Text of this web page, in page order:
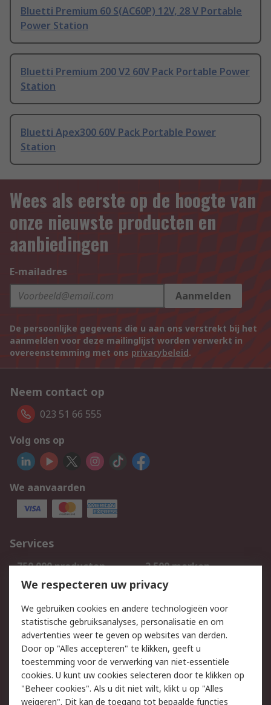
Bluetti Premium 60 S(AC60P) 12V, 28 V Portable
Power Station
Bluetti Premium 200 V2 60V Pack Portable Power
Station
Bluetti Apex300 60V Pack Portable Power
Station
Wees als eerste op de hoogte van
onze nieuwste producten en
aanbiedingen
E-mailadres
Aanmelden
De persoonlijke gegevens die u aan ons verstrekt bij het
aanmelden voor deze mailinglijst worden verwerkt in
overeenstemming met ons privacybeleid.
Neem contact op
023 51 66 555
Volg ons op
We aanvaarden
Services
750.000 producten
2.500 merken
Bestellen
Inkoopoplossingen
Track & Trace
Wettelijk
Cookiebeleid
Email veiligheid
Privacybeleid
Websitevoorwaarden
We respecteren uw privacy
We gebruiken cookies en andere technologieën voor
statistische gebruiksanalyses, personalisatie en om
advertenties weer te geven op websites van derden.
Door op "Alles accepteren" te klikken, geeft u
toestemming voor de verwerking van niet-essentiële
cookies. U kunt uw cookies selecteren door te klikken op
"Beheer cookies". Als u dit niet wilt, klikt u op "Alles
weigeren". Dit kan de toegang tot bepaalde functies